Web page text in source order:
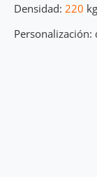
Densidad: 220